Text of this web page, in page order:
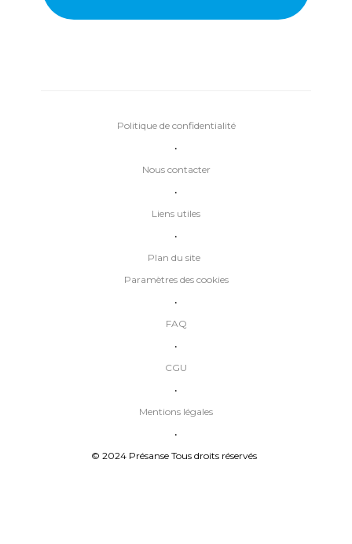
Plan du site
•
Liens utiles
•
Nous contacter
•
Politique de confidentialité
© 2024 Présanse Tous droits réservés
•
Mentions légales
•
CGU
•
FAQ
•
Paramètres des cookies